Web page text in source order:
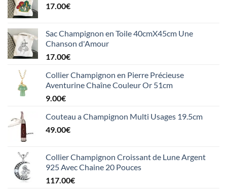
17.00€
Sac Champignon en Toile 40cmX45cm Une
Chanson d'Amour
17.00€
Collier Champignon en Pierre Précieuse
Aventurine Chaîne Couleur Or 51cm
9.00€
Couteau a Champignon Multi Usages 19.5cm
49.00€
Collier Champignon Croissant de Lune Argent
925 Avec Chaine 20 Pouces
117.00€